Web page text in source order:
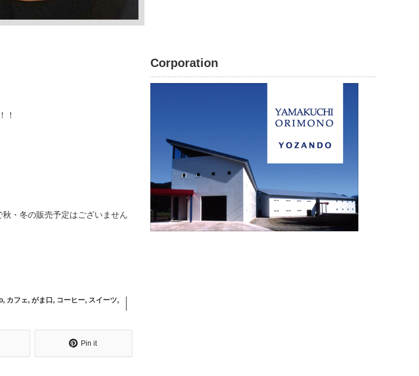
！
・冬の販売予定はございません
, カフェ, がま口 , コーヒー, スイーツ,
Pin it
Corporation